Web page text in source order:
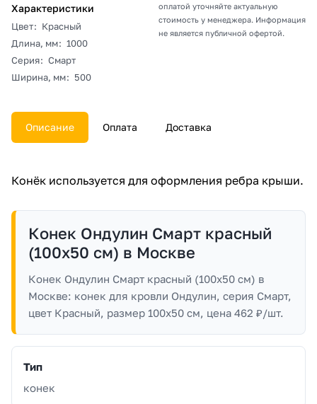
Характеристики
Цвет: Красный
Длина, мм: 1000
Серия: Смарт
Ширина, мм: 500
оплатой уточняйте актуальную
стоимость у менеджера. Информация
не является публичной офертой.
Описание Оплата Доставка
Конёк используется для оформления ребра крыши.
Конек Ондулин Смарт красный
(100х50 см) в Москве
Конек Ондулин Смарт красный (100х50 см) в
Москве: конек для кровли Ондулин, серия Смарт,
цвет Красный, размер 100x50 см, цена 462 ₽/шт.
Тип
конек